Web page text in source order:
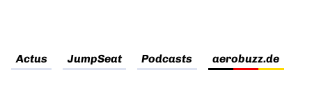
Actus JumpSeat Podcasts aerobuzz.de